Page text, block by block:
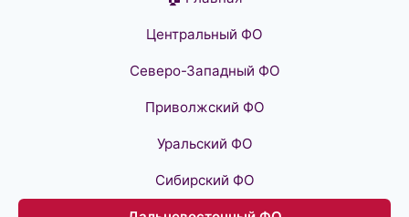
Центральный ФО
Северо-Западный ФО
Приволжский ФО
Уральский ФО
Сибирский ФО